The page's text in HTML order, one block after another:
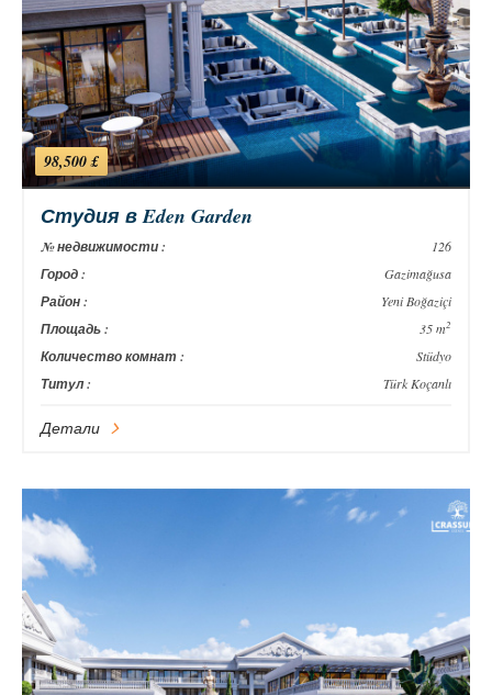
98,500 £
Студия в Eden Garden
№ недвижимости : 126
Город : Gazimağusa
Район : Yeni Boğaziçi
Площадь : 35 m2
Количество комнат : Stüdyo
Титул : Türk Koçanlı
Детали